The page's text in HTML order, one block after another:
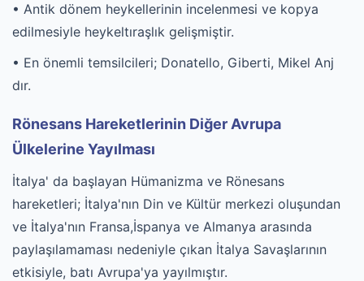
• Antik dönem heykellerinin incelenmesi ve kopya
edilmesiyle heykeltıraşlık gelişmiştir.
• En önemli temsilcileri; Donatello, Giberti, Mikel Anj
dır.
Rönesans Hareketlerinin Diğer Avrupa
Ülkelerine Yayılması
İtalya' da başlayan Hümanizma ve Rönesans
hareketleri; İtalya'nın Din ve Kültür merkezi oluşundan
ve İtalya'nın Fransa,İspanya ve Almanya arasında
paylaşılamaması nedeniyle çıkan İtalya Savaşlarının
etkisiyle, batı Avrupa'ya yayılmıştır.